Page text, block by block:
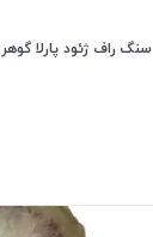
سنگ راف ژئود پارلا گوهر کد